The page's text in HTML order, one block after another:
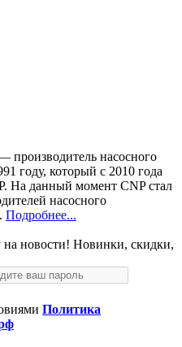
производитель насосного
году, который с 2010 года
На данный момент CNP стал
насосного
Подробнее...
на новости! Новинки, скидки,
Политика